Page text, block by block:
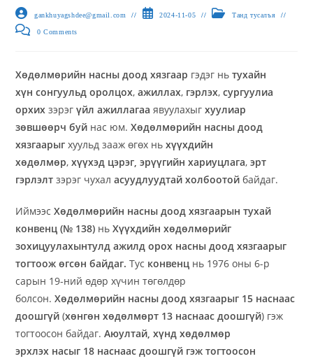
gankhuyagshdee@gmail.com 2024-11-05 Танд тусалъя
0 Comments
Хөдөлмөрийн насны доод хязгаар гэдэг ньтухайн
хүн сонгуульд оролцох,ажиллах, гэрлэх,сургуулиа
орхих зэрэгүйл ажиллагаа явуулахыгхуулиар
зөвшөөрч буй нас юм.Хөдөлмөрийн насны доод
хязгаарыг хуульд зааж өгөх ньхүүхдийн
хөдөлмөр,хүүхэд цэрэг, эрүүгийн хариуцлага,эрт
гэрлэлт зэрэг чухаласуудлуудтай холбоотой байдаг.
ИймээсХөдөлмөрийн насны доод хязгаарын тухай
конвенц (№ 138) ньХүүхдийн хөдөлмөрийг
зохицуулахынтулд ажилд орох насны доод хязгаарыг
тогтоож өгсөн байдаг. Тус конвенц нь 1976 оны 6-р
сарын 19-ний өдөр хүчин төгөлдөр
болсон.Хөдөлмөрийн насны доод хязгаарыг 15 наснаас
доошгүй (хөнгөн хөдөлмөрт 13 наснаас доошгүй) гэж
тогтоосон байдаг.Аюултай, хүнд хөдөлмөр
эрхлэх насыг 18 наснаас доошгүй гэж тогтоосон